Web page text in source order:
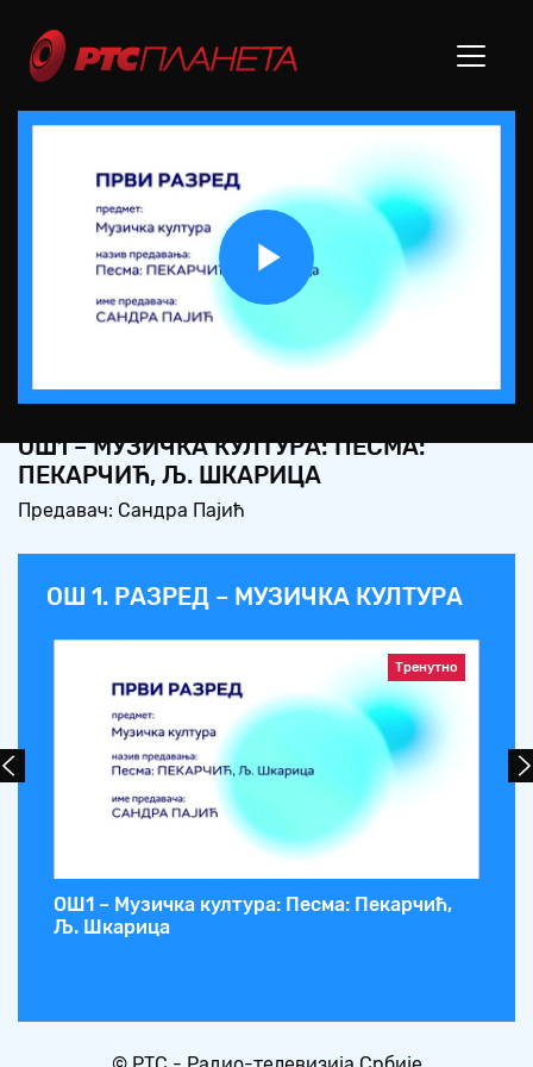
Play
Video
ОШ1 – МУЗИЧКА КУЛТУРА: ПЕСМА:
ПЕКАРЧИЋ, Љ. ШКАРИЦА
Предавач: Сандра Пајић
ОШ 1. РАЗРЕД – МУЗИЧКА КУЛТУРА
Тренутно
ОШ1 – Музичка култура: Песма: Пекарчић,
Љ. Шкарица